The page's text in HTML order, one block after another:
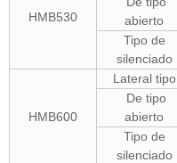
HMB530
abierto
Tipo de
silenciado
HMB600
Lateral tipo
De tipo
abierto
Tipo de
silenciado